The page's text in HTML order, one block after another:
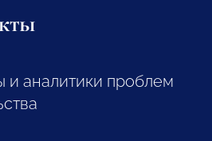
и аналитики проблем